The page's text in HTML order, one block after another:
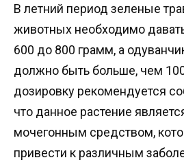
В летний период зеленые
животных необходимо
600 до 800 грамм, а
должно быть больше, чем
дозировку рекомендуется
что данное растение
мочегонным средством,
привести к различным